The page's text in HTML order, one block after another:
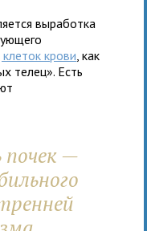
выработка
крови , как
телец». Есть
—